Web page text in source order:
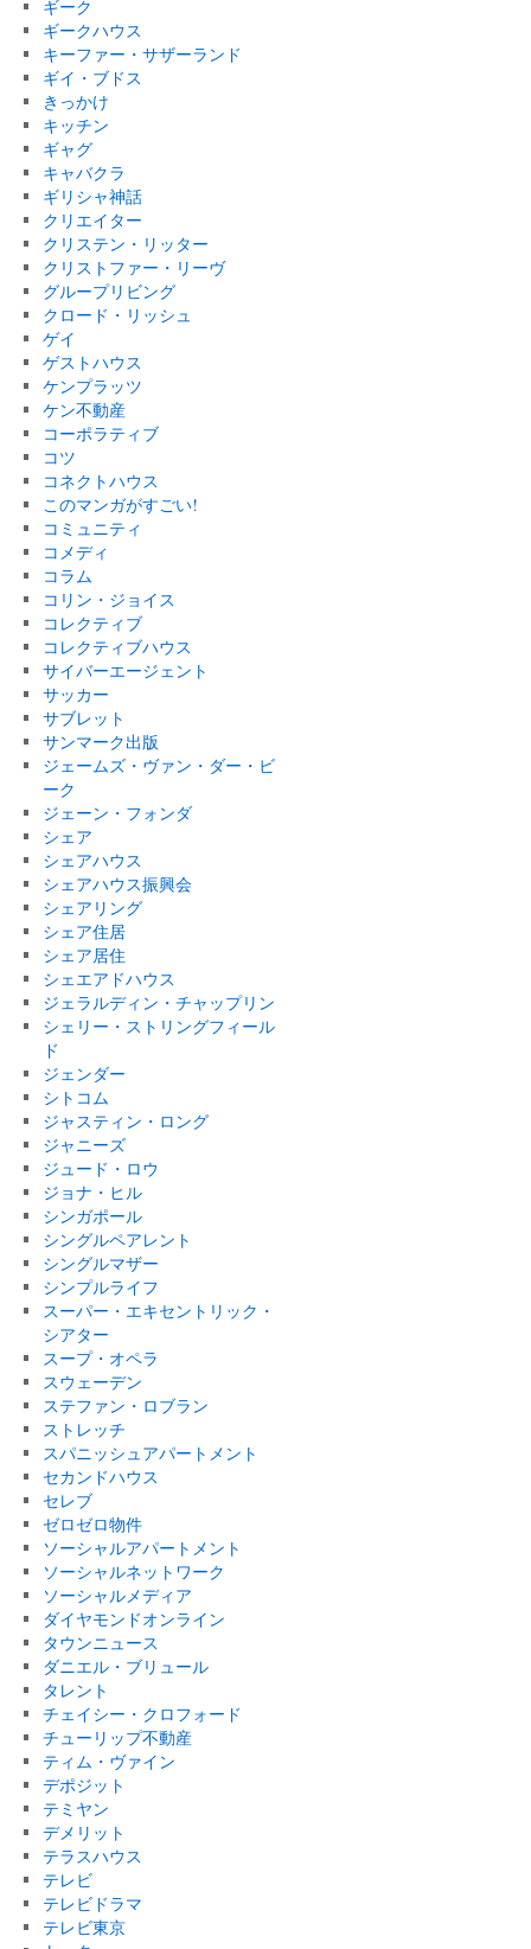
ギーク
ギークハウス
キーファー・サザーランド
ギイ・ブドス
きっかけ
キッチン
ギャグ
キャバクラ
ギリシャ神話
クリエイター
クリステン・リッター
クリストファー・リーヴ
グループリビング
クロード・リッシュ
ゲイ
ゲストハウス
ケンプラッツ
ケン不動産
コーポラティブ
コツ
コネクトハウス
このマンガがすごい!
コミュニティ
コメディ
コラム
コリン・ジョイス
コレクティブ
コレクティブハウス
サイバーエージェント
サッカー
サブレット
サンマーク出版
ジェームズ・ヴァン・ダー・ビ
ーク
ジェーン・フォンダ
シェア
シェアハウス
シェアハウス振興会
シェアリング
シェア住居
シェア居住
シェエアドハウス
ジェラルディン・チャップリン
シェリー・ストリングフィール
ド
ジェンダー
シトコム
ジャスティン・ロング
ジャニーズ
ジュード・ロウ
ジョナ・ヒル
シンガポール
シングルペアレント
シングルマザー
シンプルライフ
スーパー・エキセントリック・
シアター
スープ・オペラ
スウェーデン
ステファン・ロブラン
ストレッチ
スパニッシュアパートメント
セカンドハウス
セレブ
ゼロゼロ物件
ソーシャルアパートメント
ソーシャルネットワーク
ソーシャルメディア
ダイヤモンドオンライン
タウンニュース
ダニエル・ブリュール
タレント
チェイシー・クロフォード
チューリップ不動産
ティム・ヴァイン
デポジット
テミヤン
デメリット
テラスハウス
テレビ
テレビドラマ
テレビ東京